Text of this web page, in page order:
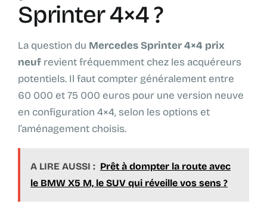
Sprinter 4×4 ?
La question du Mercedes Sprinter 4×4 prix
neuf revient fréquemment chez les acquéreurs
potentiels. Il faut compter généralement entre
60 000 et 75 000 euros pour une version neuve
en configuration 4×4, selon les options et
l’aménagement choisis.
A LIRE AUSSI : Prêt à dompter la route avec
le BMW X5 M, le SUV qui réveille vos sens ?